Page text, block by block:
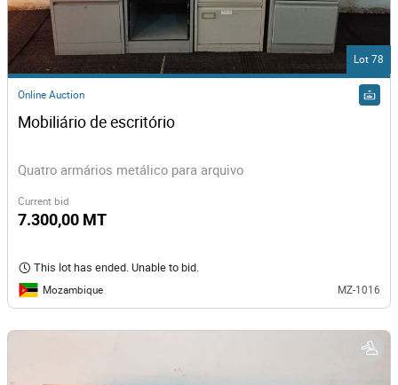
Lot 78
Online Auction
Quatro armários metálico para arquivo
Current bid
7.300,00 MT
This lot has ended. Unable to bid.
Mozambique MZ-1016